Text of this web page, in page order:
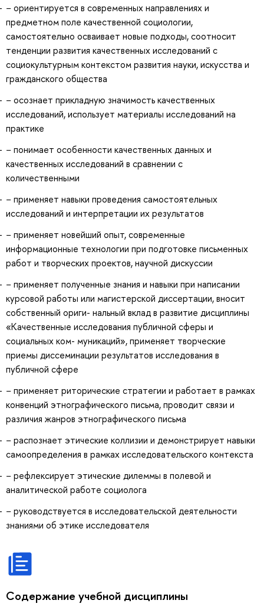
− ориентируется в современных направлениях и
предметном поле качественной социологии,
самостоятельно осваивает новые подходы, соотносит
тенденции развития качественных исследований с
социокультурным контекстом развития науки, искусства и
гражданского общества
− осознает прикладную значимость качественных
исследований, использует материалы исследований на
практике
− понимает особенности качественных данных и
качественных исследований в сравнении с
количественными
− применяет навыки проведения самостоятельных
исследований и интерпретации их результатов
− применяет новейший опыт, современные
информационные технологии при подготовке письменных
работ и творческих проектов, научной дискуссии
− применяет полученные знания и навыки при написании
курсовой работы или магистерской диссертации, вносит
собственный ориги- нальный вклад в развитие дисциплины
«Качественные исследования публичной сферы и
социальных ком- муникаций», применяет творческие
приемы диссеминации результатов исследования в
публичной сфере
− применяет риторические стратегии и работает в рамках
конвенций этнографического письма, проводит связи и
различия жанров этнографического письма
− распознает этические коллизии и демонстрирует навыки
самоопределения в рамках исследовательского контекста
− рефлексирует этические дилеммы в полевой и
аналитической работе социолога
− руководствуется в исследовательской деятельности
знаниями об этике исследователя
Содержание учебной дисциплины